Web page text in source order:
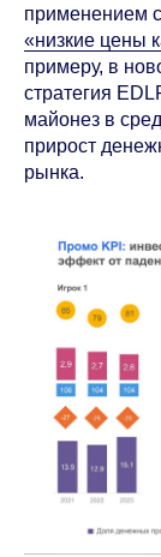
применением
«низкие цены
примеру, в
стратегия
майонез в
прирост
рынка.